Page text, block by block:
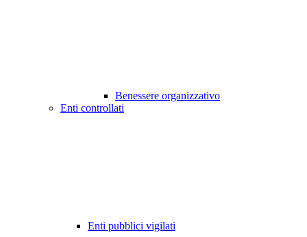
Benessere organizzativo
Enti controllati
Enti pubblici vigilati